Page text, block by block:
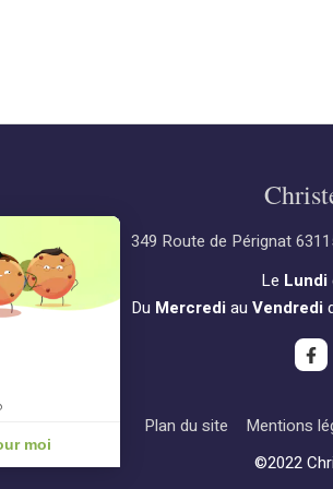
349 Route de Pérignat
Le Lundi
Du Mercrediau Vendredi
Plan du site Mentions
©2022